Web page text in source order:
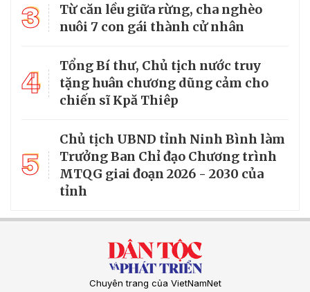
3
Từ căn lều giữa rừng, cha nghèo
nuôi 7 con gái thành cử nhân
4
Tổng Bí thư, Chủ tịch nước truy
tặng huân chương dũng cảm cho
chiến sĩ Kpă Thiêp
5
Chủ tịch UBND tỉnh Ninh Bình làm
Trưởng Ban Chỉ đạo Chương trình
MTQG giai đoạn 2026 - 2030 của
tỉnh
Chuyên trang của VietNamNet